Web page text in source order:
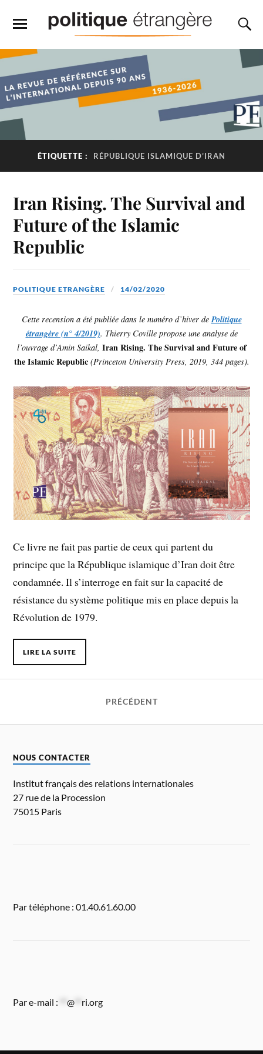
ÉTIQUETTE : RÉPUBLIQUE ISLAMIQUE D’IRAN
Iran Rising. The Survival and
Future of the Islamic
Republic
POLITIQUE ETRANGÈRE 14/02/2020
Cette recension a été publiée dans le numéro d’hiver dePolitique
étrangère (n° 4/2019). Thierry Coville propose une analyse de
l’ouvrage d’Amin Saikal, Iran Rising. The Survival and Future of
the Islamic Republic (Princeton University Press, 2019, 344 pages).
Ce livre ne fait pas partie de ceux qui partent du
principe que la République islamique d’Iran doit être
condamnée. Il s’interroge en fait sur la capacité de
résistance du système politique mis en place depuis la
Révolution de 1979.
LIRE LA SUITE
PRÉCÉDENT
NOUS CONTACTER
Institut français des relations internationales
27 rue de la Procession
75015 Paris
Par téléphone : 01.40.61.60.00
Par e-mail : **@ ri.org